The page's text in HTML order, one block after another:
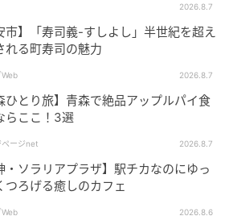
していますよ！
2026.8.7
市】「寿司義-すしよし」半世紀を超え
れる町寿司の魅力
Web 2026.8.7
ひとり旅】青森で絶品アップルパイ食
らここ！3選
ページnet 2026.8.7
・ソラリアプラザ】駅チカなのにゆっ
つろげる癒しのカフェ
Web 2026.8.6